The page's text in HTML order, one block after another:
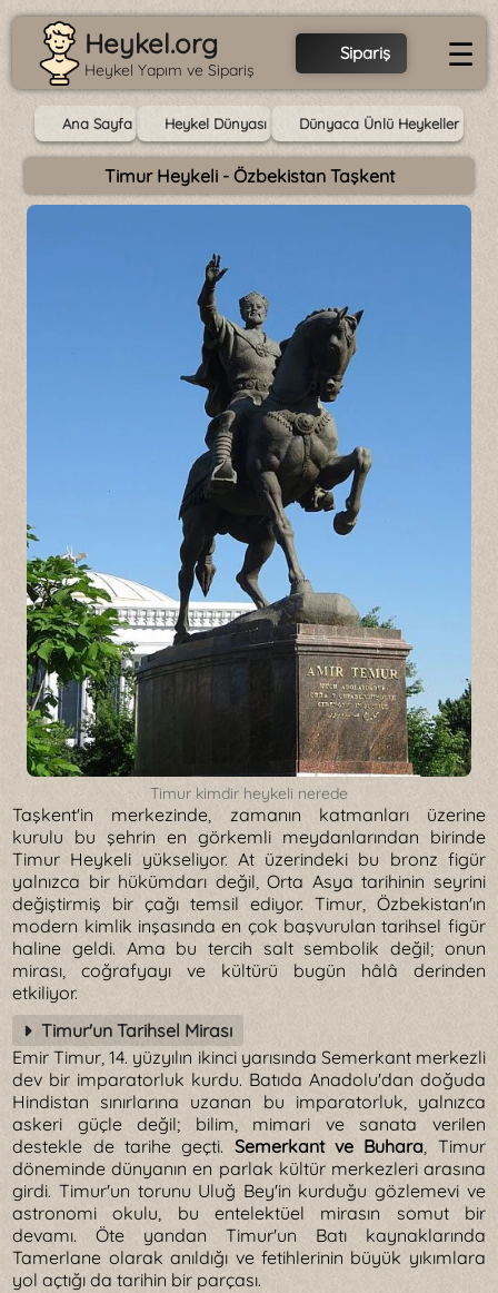
Heykel.org
Heykel Yapım ve Sipariş
Sipariş ☰
Ana Sayfa Heykel Dünyası Dünyaca Ünlü Heykeller
Timur Heykeli - Özbekistan Taşkent
Timur kimdir heykeli nerede
Taşkent'in merkezinde, zamanın katmanları üzerine
kurulu bu şehrin en görkemli meydanlarından birinde
Timur Heykeli yükseliyor. At üzerindeki bu bronz figür
yalnızca bir hükümdarı değil, Orta Asya tarihinin seyrini
değiştirmiş bir çağı temsil ediyor. Timur, Özbekistan'ın
modern kimlik inşasında en çok başvurulan tarihsel figür
haline geldi. Ama bu tercih salt sembolik değil; onun
mirası, coğrafyayı ve kültürü bugün hâlâ derinden
etkiliyor.
Timur'un Tarihsel Mirası
Emir Timur, 14. yüzyılın ikinci yarısında Semerkant merkezli
dev bir imparatorluk kurdu. Batıda Anadolu'dan doğuda
Hindistan sınırlarına uzanan bu imparatorluk, yalnızca
askeri güçle değil; bilim, mimari ve sanata verilen
destekle de tarihe geçti. Semerkant ve Buhara, Timur
döneminde dünyanın en parlak kültür merkezleri arasına
girdi. Timur'un torunu Uluğ Bey'in kurduğu gözlemevi ve
astronomi okulu, bu entelektüel mirasın somut bir
devamı. Öte yandan Timur'un Batı kaynaklarında
Tamerlane olarak anıldığı ve fetihlerinin büyük yıkımlara
yol açtığı da tarihin bir parçası.